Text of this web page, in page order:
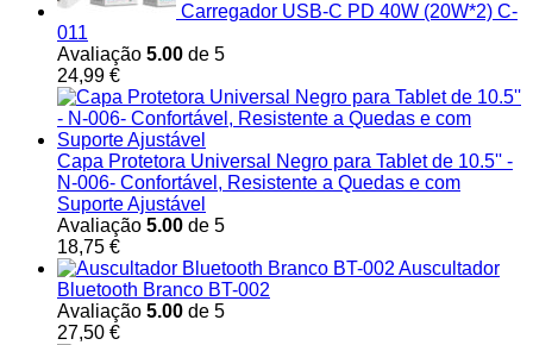
Carregador USB-C PD 40W (20W*2) C-
011
Avaliação 5.00 de 5
24,99 €
Capa Protetora Universal Negro para Tablet de 10.5'' -
N-006- Confortável, Resistente a Quedas e com
Suporte Ajustável
Avaliação 5.00 de 5
18,75 €
Auscultador
Bluetooth Branco BT-002
Avaliação 5.00 de 5
27,50 €